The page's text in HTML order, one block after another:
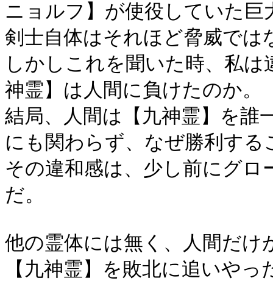
ニョルフ】が使役していた
剣士自体はそれほど脅威では
しかしこれを聞いた時、私
神霊】は人間に負けたのか。
結局、人間は【九神霊】を誰
にも関わらず、なぜ勝利す
その違和感は、少し前にグ
だ。
他の霊体には無く、人間だけ
【九神霊】を敗北に追いやっ